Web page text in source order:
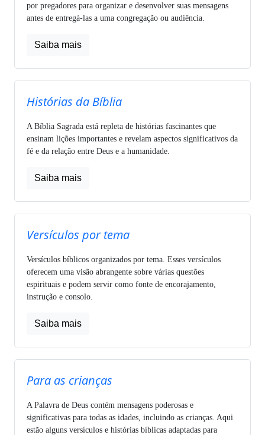
por pregadores para organizar e desenvolver suas mensagens
antes de entregá-las a uma congregação ou audiência.
Saiba mais
Histórias da Bíblia
A Bíblia Sagrada está repleta de histórias fascinantes que
ensinam lições importantes e revelam aspectos significativos da
fé e da relação entre Deus e a humanidade.
Saiba mais
Versículos por tema
Versículos bíblicos organizados por tema. Esses versículos
oferecem uma visão abrangente sobre várias questões
espirituais e podem servir como fonte de encorajamento,
instrução e consolo.
Saiba mais
Para as crianças
A Palavra de Deus contém mensagens poderosas e
significativas para todas as idades, incluindo as crianças. Aqui
estão alguns versículos e histórias bíblicas adaptadas para